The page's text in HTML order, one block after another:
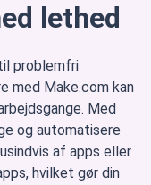
lethed
problemfri
med Make.com kan
Med
og automatisere
af apps eller
hvilket gør din